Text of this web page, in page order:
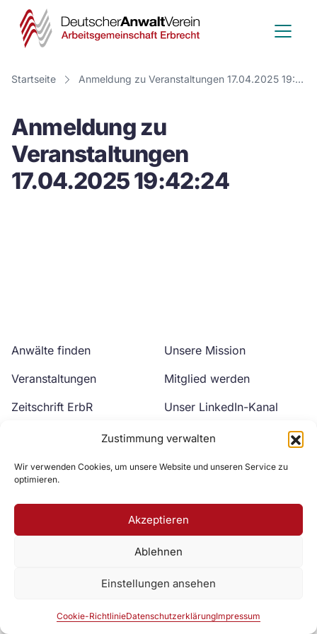
Zustimmung verwalten
Wir verwenden Cookies, um unsere Website und unseren Service zu
optimieren.
Akzeptieren
Ablehnen
Einstellungen ansehen
Cookie-RichtlinieDatenschutzerklärungImpressum
Deutscher
Anwalt
Verein
Startseite Anmeldung zu Veranstaltungen 17.04.2025 19:42:24
Anmeldung zu
Veranstaltungen
17.04.2025 19:42:24
Anwälte finden
Veranstaltungen
Zeitschrift ErbR
Unsere Mission
Mitglied werden
Unser LinkedIn-Kanal
Unser YouTube-Kanal
Zur DAV Webseite